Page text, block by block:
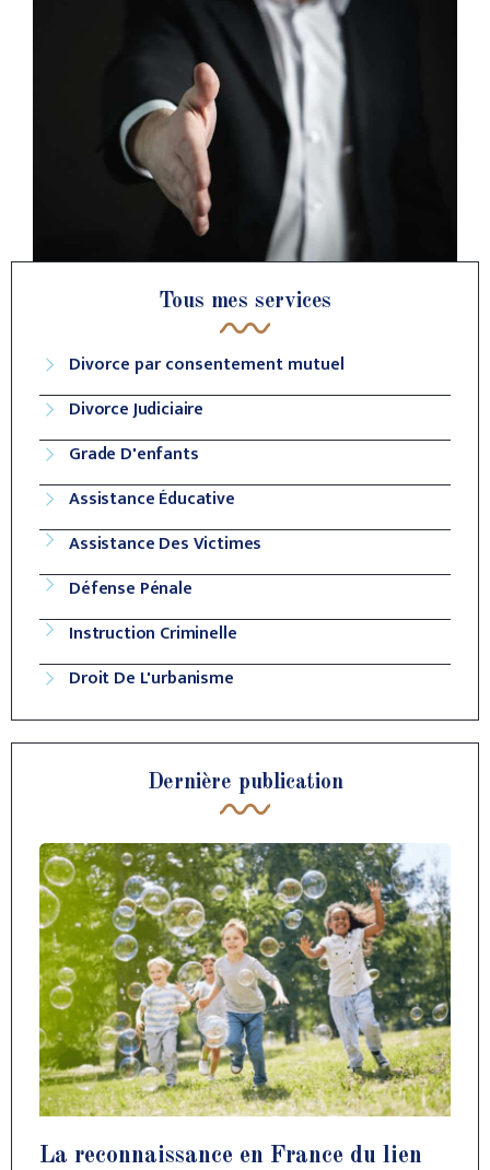
Tous mes services
Divorce par consentement mutuel
Divorce Judiciaire
Grade D'enfants
Assistance Éducative
Assistance Des Victimes
Défense Pénale
Instruction Criminelle
Droit De L'urbanisme
Dernière publication
La reconnaissance en France du lien